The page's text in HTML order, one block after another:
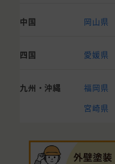
中国 岡山県
四国 愛媛県
九州・沖縄 福岡県
宮崎県